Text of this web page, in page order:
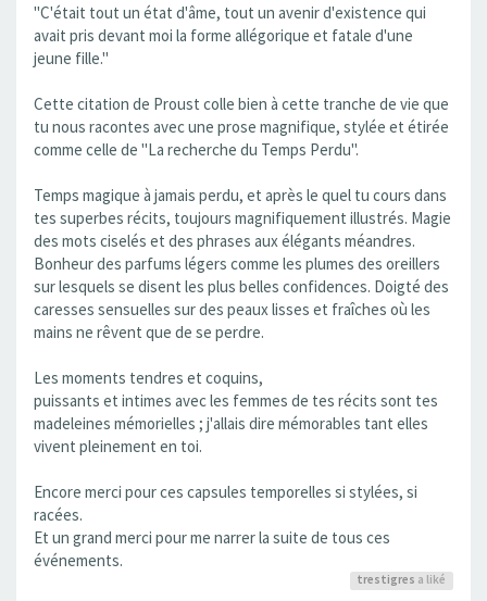
"C'était tout un état d'âme, tout un avenir d'existence qui
avait pris devant moi la forme allégorique et fatale d'une
jeune fille."
Cette citation de Proust colle bien à cette tranche de vie que
tu nous racontes avec une prose magnifique, stylée et étirée
comme celle de "La recherche du Temps Perdu".
Temps magique à jamais perdu, et après le quel tu cours dans
tes superbes récits, toujours magnifiquement illustrés. Magie
des mots ciselés et des phrases aux élégants méandres.
Bonheur des parfums légers comme les plumes des oreillers
sur lesquels se disent les plus belles confidences. Doigté des
caresses sensuelles sur des peaux lisses et fraîches où les
mains ne rêvent que de se perdre.
Les moments tendres et coquins,
puissants et intimes avec les femmes de tes récits sont tes
madeleines mémorielles ; j'allais dire mémorables tant elles
vivent pleinement en toi.
Encore merci pour ces capsules temporelles si stylées, si
racées.
Et un grand merci pour me narrer la suite de tous ces
événements.
trestigres a liké